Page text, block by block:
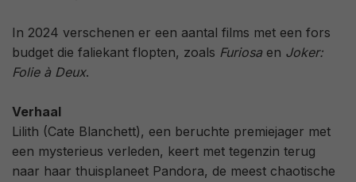
In 2024 verschenen er een aantal films met een fors
budget die faliekant flopten, zoals Furiosa en Joker:
Folie à Deux.
Verhaal
Lilith (Cate Blanchett), een beruchte premiejager met
een mysterieus verleden, keert met tegenzin terug
naar haar thuisplaneet Pandora, de meest chaotische